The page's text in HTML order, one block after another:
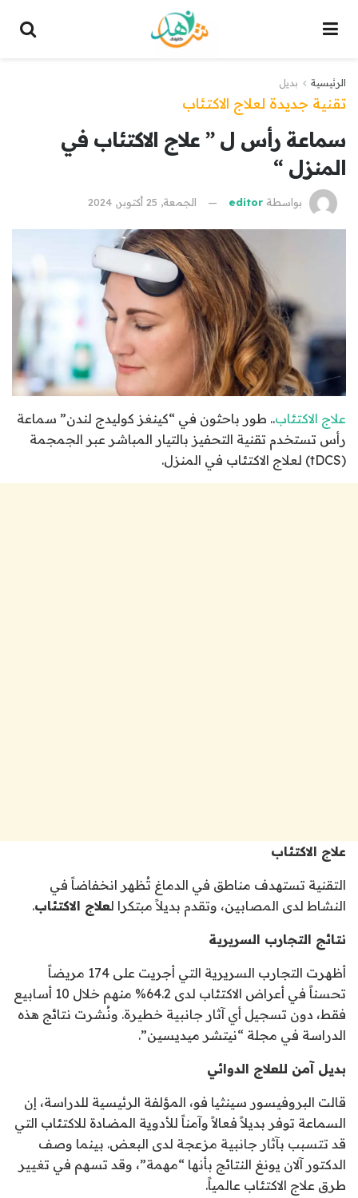
الرئيسية بديل
سماعة رأس ل ” علاج الاكتئاب في
المنزل “
تقنية جديدة لعلاج الاكتئاب
بواسطة editor الجمعة, 25 أكتوبر, 2024
علاج الاكتئاب.. طور باحثون في “كينغز كوليدج لندن” سماعة
رأس تستخدم تقنية التحفيز بالتيار المباشر عبر الجمجمة
(tDCS) لعلاج الاكتئاب في المنزل.
علاج الاكتئاب
التقنية تستهدف مناطق في الدماغ تُظهر انخفاضاً في
النشاط لدى المصابين، وتقدم بديلاً مبتكرا لعلاج الاكتئاب.
نتائج التجارب السريرية
أظهرت التجارب السريرية التي أجريت على 174 مريضاً
تحسناً في أعراض الاكتئاب لدى 64.2% منهم خلال 10 أسابيع
فقط، دون تسجيل أي آثار جانبية خطيرة. ونُشرت نتائج هذه
الدراسة في مجلة “نيتشر ميديسين”.
بديل آمن للعلاج الدوائي
قالت البروفيسور سينثيا فو، المؤلفة الرئيسية للدراسة، إن
السماعة توفر بديلاً فعالاً وآمناً للأدوية المضادة للاكتئاب التي
قد تتسبب بآثار جانبية مزعجة لدى البعض. بينما وصف
الدكتور آلان يونغ النتائج بأنها “مهمة”، وقد تسهم في تغيير
طرق علاج الاكتئاب عالمياً.